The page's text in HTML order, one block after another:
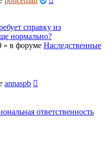
справку из
нормально?
» в форуме Наследственные
annaspb
ответственность